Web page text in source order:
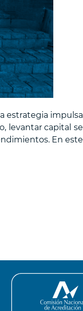
estrategia impulsa
levantar capital se
En este